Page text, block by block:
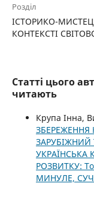
Розділ
ІСТОРИКО-
КОНТЕКСТІ
Статті цього
читають
Крупа Інна,
ЗАРУБІЖНИЙ
УКРАЇНСЬКА
РОЗВИТКУ:
МИНУЛЕ,